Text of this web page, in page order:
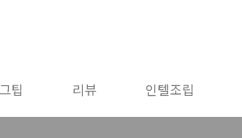
팁 리뷰 인텔조립